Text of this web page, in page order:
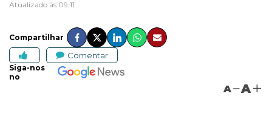
Atualizado às 09:11
Compartilhar
Comentar
Siga-nos
no
A A